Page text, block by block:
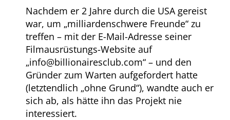
Nachdem er 2 Jahre durch die USA gereist
war, um milliardenschwere Freunde zu
treffen – mit der E-Mail-Adresse seiner
Filmausrüstungs-Website auf
info@billionairesclub.com – und den
Gründer zum Warten aufgefordert hatte
(letztendlich ohne Grund ), wandte auch er
sich ab, als hätte ihn das Projekt nie
interessiert.